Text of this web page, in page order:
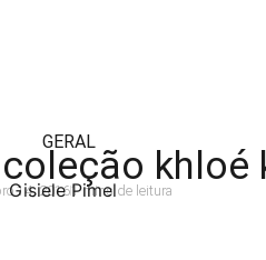
GERAL
khloé
Gisiele Pimel
14, 20161 mins de leitura